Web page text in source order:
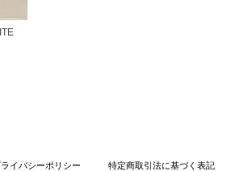
イバシーポリシー 特定商取引法に基づく表記